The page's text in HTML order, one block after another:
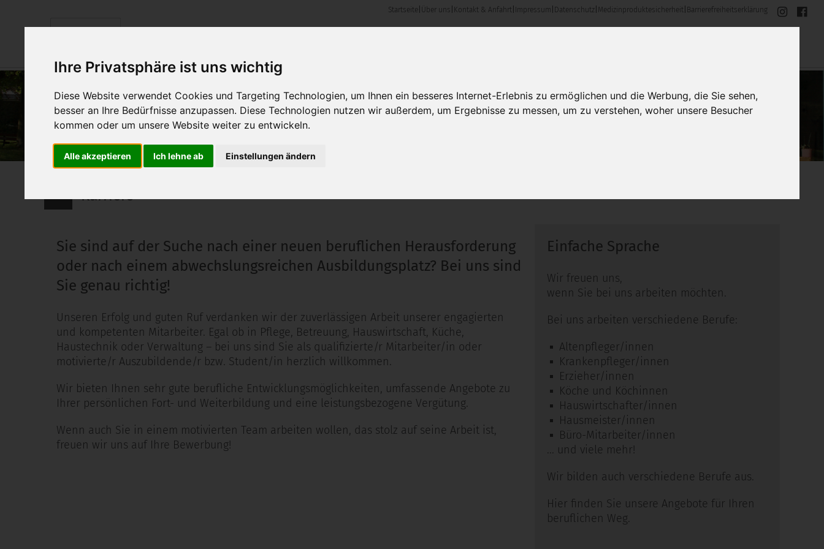
Ihre Privatsphäre ist uns wichtig
Diese Website verwendet Cookies und Targeting Technologien, um Ihnen ein besseres Internet-Erlebnis zu ermöglichen und die Werbung, die Sie sehen,
besser an Ihre Bedürfnisse anzupassen. Diese Technologien nutzen wir außerdem, um Ergebnisse zu messen, um zu verstehen, woher unsere Besucher
kommen oder um unsere Website weiter zu entwickeln.
Alle akzeptieren Ich lehne ab Einstellungen ändern
Startseite Über uns Kontakt & Anfahrt Impressum Datenschutz Medizinproduktesicherheit Barrierefreiheitserklärung
Karriere
Einfache Sprache
Wir freuen uns,
wenn Sie bei uns arbeiten möchten.
Bei uns arbeiten verschiedene Berufe:
Altenpfleger/innen
Krankenpfleger/innen
Erzieher/innen
Köche und Köchinnen
Hauswirtschafter/innen
Hausmeister/innen
Büro-Mitarbeiter/innen
... und viele mehr!
Wir bilden auch verschiedene Berufe aus.
Hier finden Sie unsere Angebote für Ihren
beruflichen Weg.
Sie sind auf der Suche nach einer neuen beruflichen Herausforderung
oder nach einem abwechslungsreichen Ausbildungsplatz? Bei uns sind
Sie genau richtig!
Unseren Erfolg und guten Ruf verdanken wir der zuverlässigen Arbeit unserer engagierten
und kompetenten Mitarbeiter. Egal ob in Pflege, Betreuung, Hauswirtschaft, Küche,
Haustechnik oder Verwaltung – bei uns sind Sie als qualifizierte/r Mitarbeiter/in oder
motivierte/r Auszubildende/r bzw. Student/in herzlich willkommen.
Wir bieten Ihnen sehr gute berufliche Entwicklungsmöglichkeiten, umfassende Angebote zu
Ihrer persönlichen Fort- und Weiterbildung und eine leistungsbezogene Vergütung.
Wenn auch Sie in einem motivierten Team arbeiten wollen, das stolz auf seine Arbeit ist,
freuen wir uns auf Ihre Bewerbung!